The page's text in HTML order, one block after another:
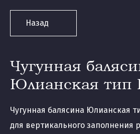
Назад
Чугунная
Юлианская тип
Чугунная балясина Юлианская
для вертикального заполнения